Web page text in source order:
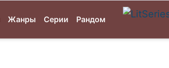
Жанры Серии Рандом